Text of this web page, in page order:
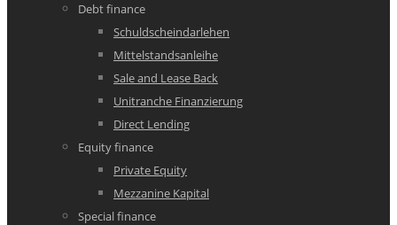
Debt finance
Schuldscheindarlehen
Mittelstandsanleihe
Sale and Lease Back
Unitranche Finanzierung
Direct Lending
Equity finance
Private Equity
Mezzanine Kapital
Special finance